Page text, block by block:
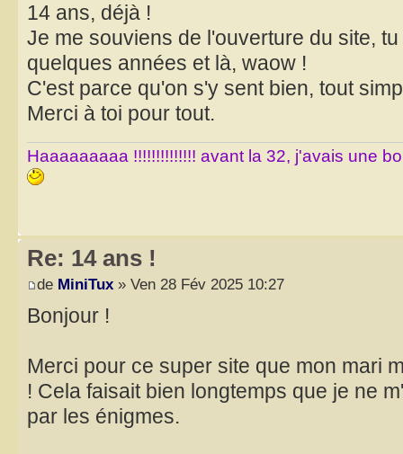
14 ans, déjà !
Je me souviens de l'ouverture du site,
quelques années et là, waow !
C'est parce qu'on s'y sent bien, tout
Merci à toi pour tout.
Haaaaaaaaa !!!!!!!!!!!!!! avant la 32, j'avais une
Re: 14 ans !
de MiniTux » Ven 28 Fév 2025 10:27
Bonjour !
Merci pour ce super site que mon mari
! Cela faisait bien longtemps que je ne
par les énigmes.